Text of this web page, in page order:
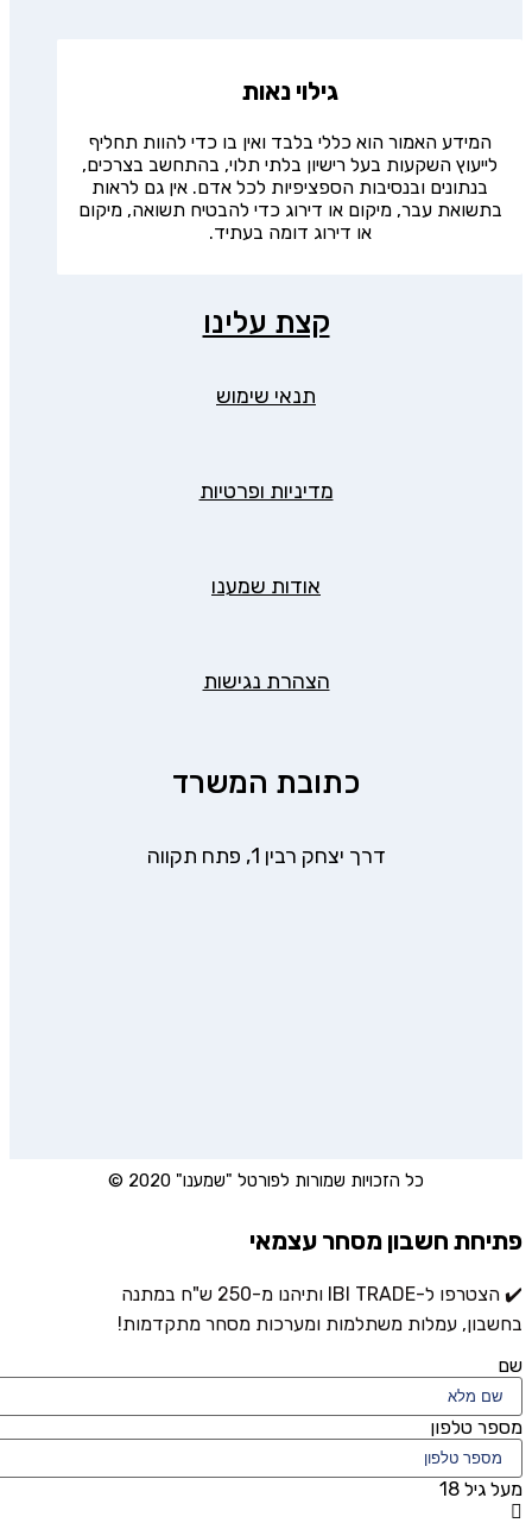
גילוי נאות
המידע האמור הוא כללי בלבד ואין בו כדי להוות תחליף
לייעוץ השקעות בעל רישיון בלתי תלוי, בהתחשב בצרכים,
בנתונים ובנסיבות הספציפיות לכל אדם. אין גם לראות
בתשואת עבר, מיקום או דירוג כדי להבטיח תשואה, מיקום
או דירוג דומה בעתיד.
קצת עלינו
תנאי שימוש
מדיניות ופרטיות
אודות שמענו
הצהרת נגישות
כתובת המשרד
דרך יצחק רבין 1, פתח תקווה
כל הזכויות שמורות לפורטל "שמענו" 2020 ©
פתיחת חשבון מסחר עצמאי
✔️ הצטרפו ל-IBI TRADE ותיהנו מ-250 ש"ח במתנה
בחשבון, עמלות משתלמות ומערכות מסחר מתקדמות!
שם
מספר טלפון
מעל גיל 18